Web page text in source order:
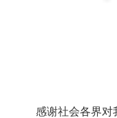
感谢社会各界对